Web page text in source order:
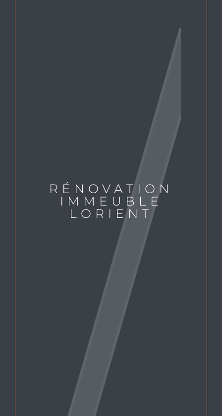
RÉNOVATION
IMMEUBLE
LORIENT